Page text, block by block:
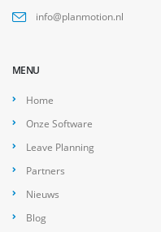
info@planmotion.nl
MENU
Home
Onze Software
Leave Planning
Partners
Nieuws
Blog